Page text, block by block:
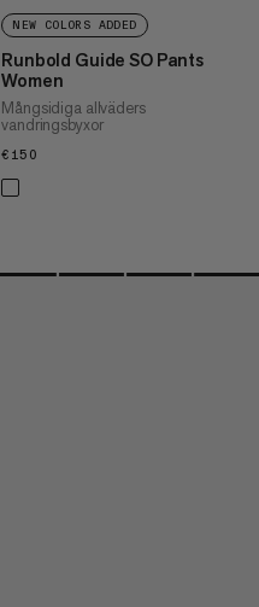
NEW COLORS ADDED
Runbold Guide SO Pants
Women
Mångsidiga allväders
vandringsbyxor
€150